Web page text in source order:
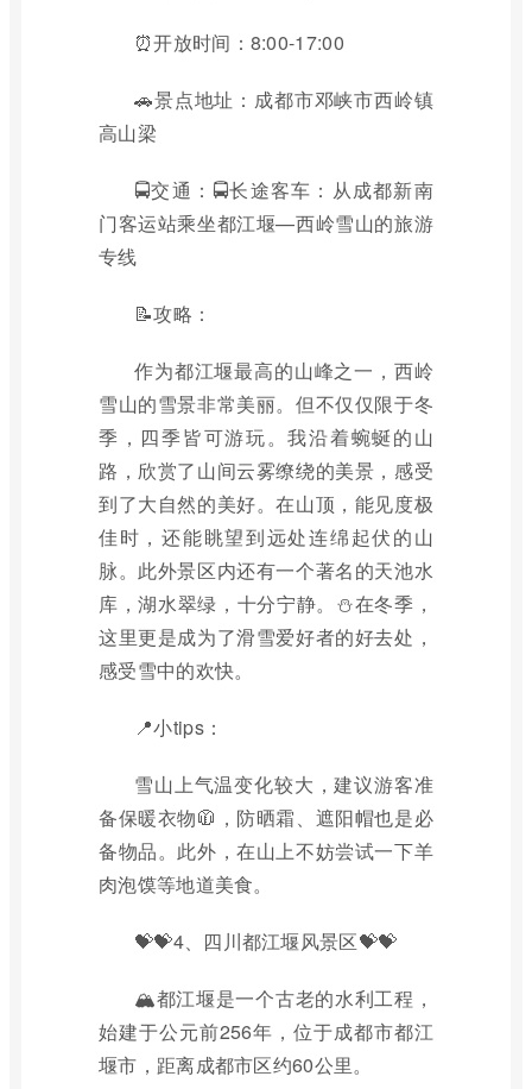
⏰开放时间：8:00-17:00
🚗景点地址：成都市邓峡市西岭镇
高山梁
🚍交通：🚍长途客车：从成都新南
门客运站乘坐都江堰—西岭雪山的旅游
专线
📝攻略：
作为都江堰最高的山峰之一，西岭
雪山的雪景非常美丽。但不仅仅限于冬
季，四季皆可游玩。我沿着蜿蜒的山
路，欣赏了山间云雾缭绕的美景，感受
到了大自然的美好。在山顶，能见度极
佳时，还能眺望到远处连绵起伏的山
脉。此外景区内还有一个著名的天池水
库，湖水翠绿，十分宁静。⛄在冬季，
这里更是成为了滑雪爱好者的好去处，
感受雪中的欢快。
📍小tips：
雪山上气温变化较大，建议游客准
备保暖衣物🧥，防晒霜、遮阳帽也是必
备物品。此外，在山上不妨尝试一下羊
肉泡馍等地道美食。
💝💝4、四川都江堰风景区💝💝
🏔都江堰是一个古老的水利工程，
始建于公元前256年，位于成都市都江
堰市，距离成都市区约60公里。